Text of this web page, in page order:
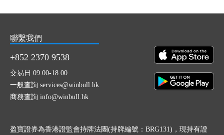
聯繫我們
+852 2370 9538
交易日 09:00-18:00
一般查詢 services@winbull.hk
商務查詢 info@winbull.hk
盈寶證券為香港證監會持牌法團(持牌編號：BRG131)，現持有證